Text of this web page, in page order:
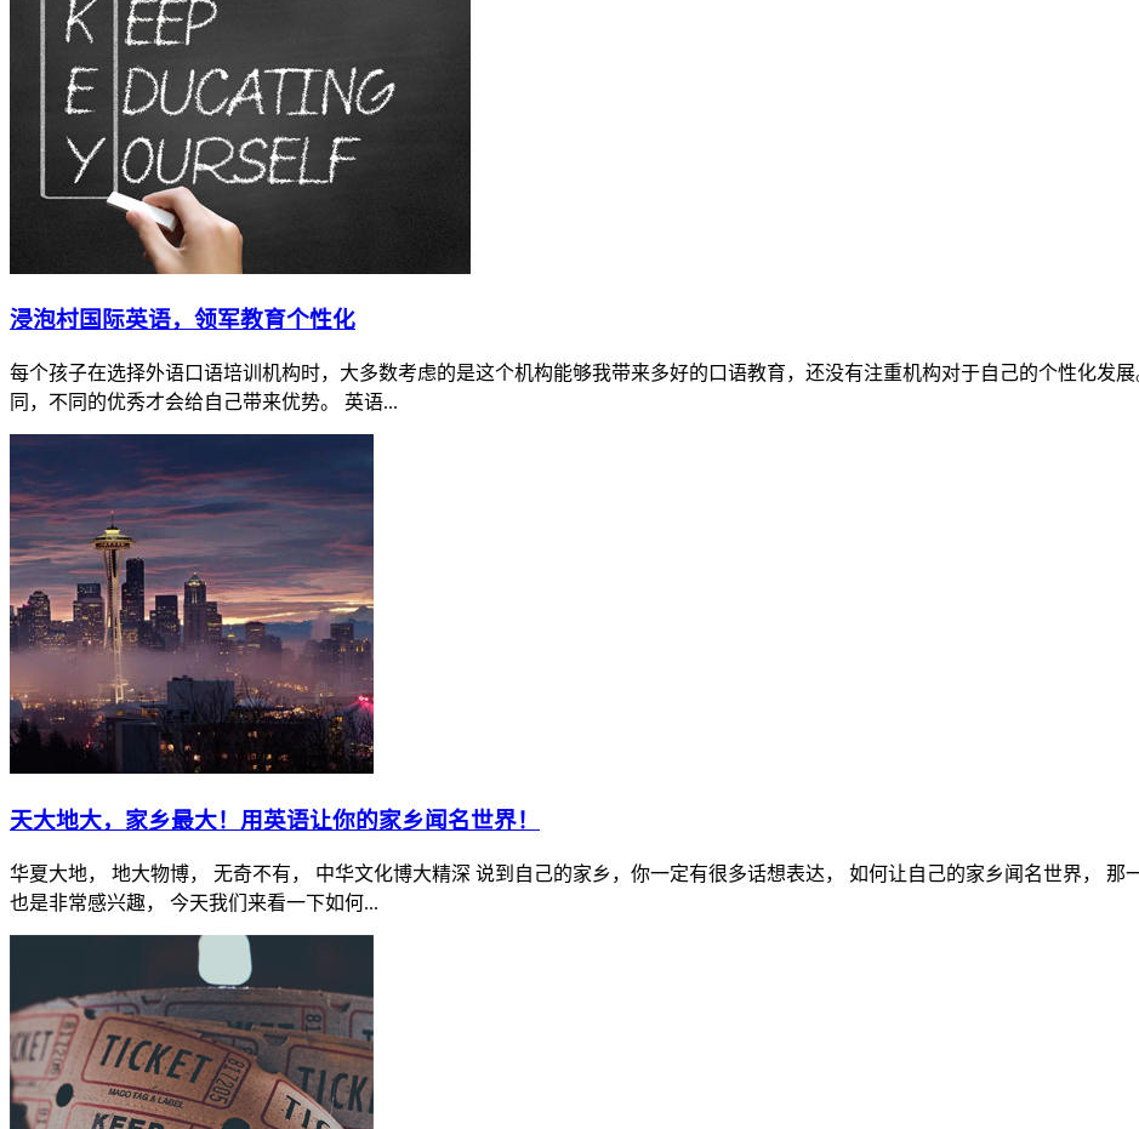
浸泡村国际英语，领军教育个性化
每个孩子在选择外语口语培训机构时，大多数考虑的是这个机构能够我带来多好的口语教育，还没有注重机构对于自己的个性化发
同，不同的优秀才会给自己带来优势。 英语...
天大地大，家乡最大！用英语让你的家乡闻名世界！
华夏大地， 地大物博， 无奇不有， 中华文化博大精深 说到自己的家乡，你一定有很多话想表达， 如何让自己的家乡闻名世界，
也是非常感兴趣， 今天我们来看一下如何...